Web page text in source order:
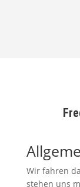
Wir fahren
stehen uns